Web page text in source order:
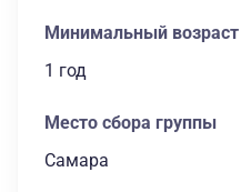
Минимальный возраст
1 год
Место сбора группы
Самара